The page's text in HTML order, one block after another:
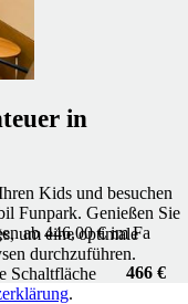
in
Kids und besuchen
Funpark. Genießen Sie
ab 446,00 € im Fa
466 €
um eine optimale
durchzuführen.
Schaltfläche
.